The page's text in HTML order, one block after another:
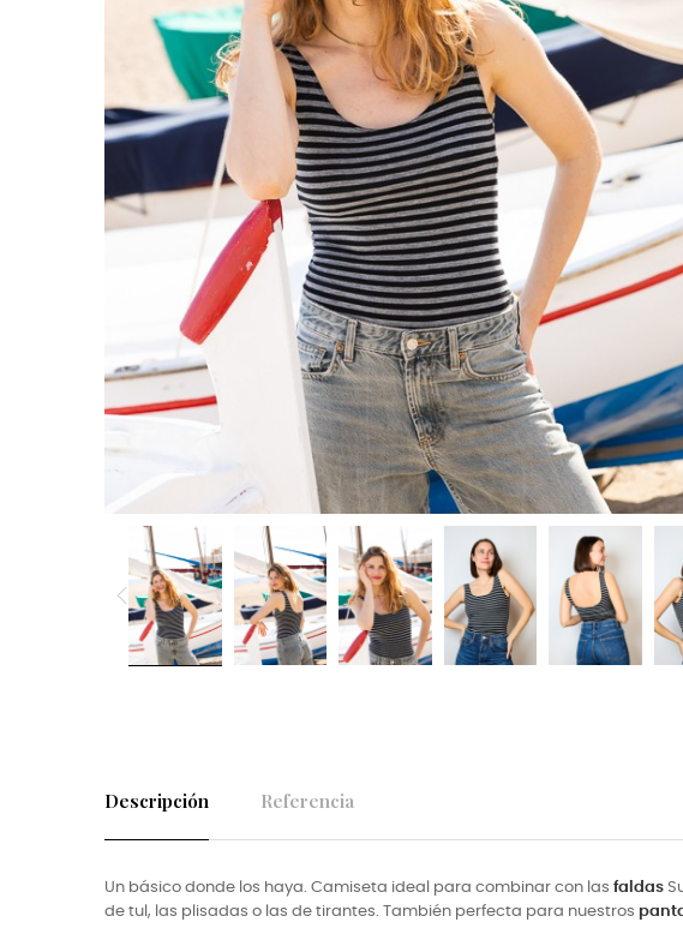
Descripción Referencia
Un básico donde los haya. Camiseta ideal para combinar con las faldas
de tul, las plisadas o las de tirantes. También perfecta para nuestros